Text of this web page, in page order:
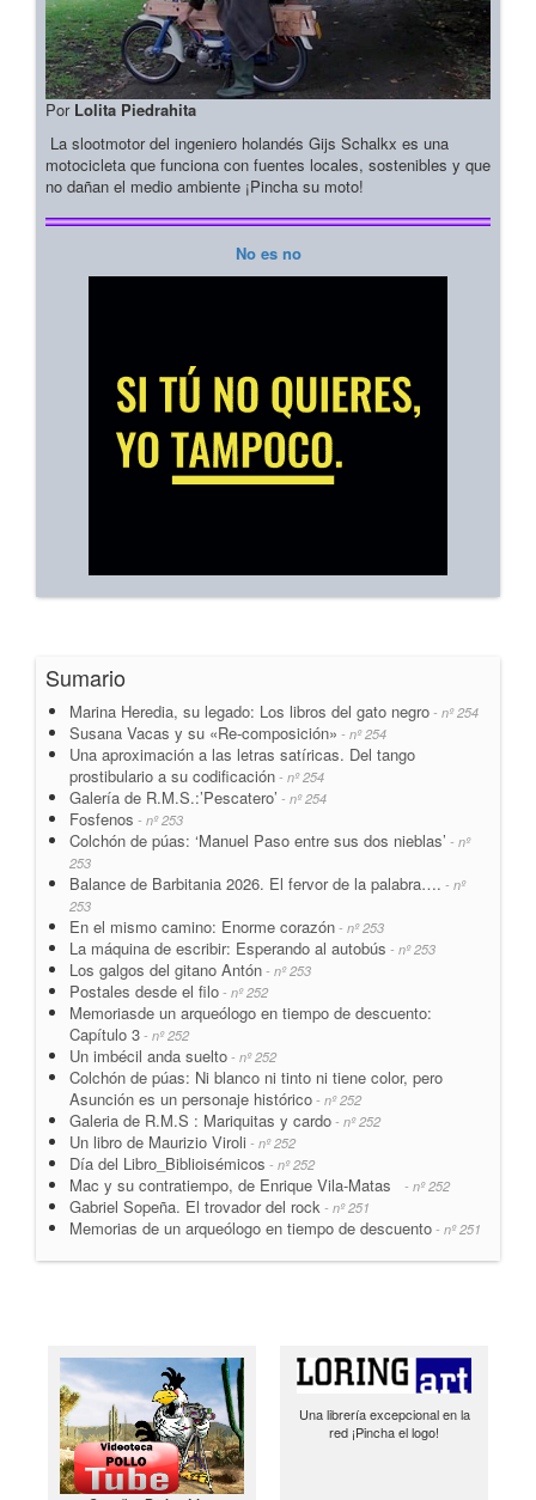
Por Lolita Piedrahita
La slootmotor del ingeniero holandés Gijs Schalkx es una
motocicleta que funciona con fuentes locales, sostenibles y que
no dañan el medio ambiente ¡Pincha su moto!
No es no
Sumario
Marina Heredia, su legado: Los libros del gato negro - nº 254
Susana Vacas y su «Re-composición» - nº 254
Una aproximación a las letras satíricas. Del tango
prostibulario a su codificación - nº 254
Galería de R.M.S.:’Pescatero’ - nº 254
Fosfenos - nº 253
Colchón de púas: ‘Manuel Paso entre sus dos nieblas’ - nº
253
Balance de Barbitania 2026. El fervor de la palabra…. - nº
253
En el mismo camino: Enorme corazón - nº 253
La máquina de escribir: Esperando al autobús - nº 253
Los galgos del gitano Antón - nº 253
Postales desde el filo - nº 252
Memoriasde un arqueólogo en tiempo de descuento:
Capítulo 3 - nº 252
Un imbécil anda suelto - nº 252
Colchón de púas: Ni blanco ni tinto ni tiene color, pero
Asunción es un personaje histórico - nº 252
Galeria de R.M.S : Mariquitas y cardo - nº 252
Un libro de Maurizio Viroli - nº 252
Día del Libro_Biblioisémicos - nº 252
Mac y su contratiempo, de Enrique Vila-Matas - nº 252
Gabriel Sopeña. El trovador del rock - nº 251
Memorias de un arqueólogo en tiempo de descuento - nº 251
Una librería excepcional en la
red ¡Pincha el logo!